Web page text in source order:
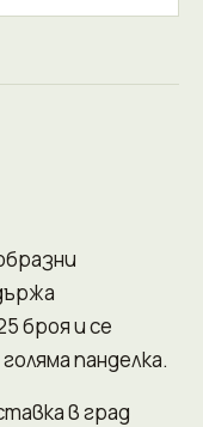
броя и се
панделка.
в град